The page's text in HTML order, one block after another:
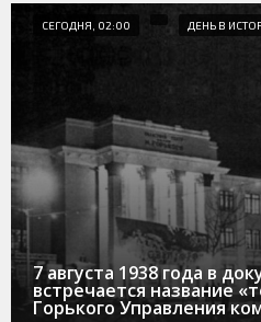
СЕГОДНЯ, 02:00 ДЕНЬ В
7 августа 1938 года в
встречается название
Горького Управления